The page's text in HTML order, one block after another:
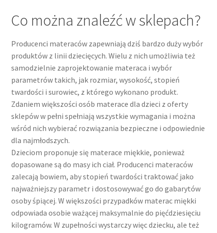
Co można znaleźć w sklepach?
Producenci materaców zapewniają dziś bardzo duży wybór
produktów z linii dziecięcych. Wielu z nich umożliwia też
samodzielnie zaprojektowanie materaca i wybór
parametrów takich, jak rozmiar, wysokość, stopień
twardości i surowiec, z którego wykonano produkt.
Zdaniem większości osób materace dla dzieci z oferty
sklepów w pełni spełniają wszystkie wymagania i można
wśród nich wybierać rozwiązania bezpieczne i odpowiednie
dla najmłodszych.
Dzieciom proponuje się materace miękkie, ponieważ
dopasowane są do masy ich ciał. Producenci materaców
zalecają bowiem, aby stopień twardości traktować jako
najważniejszy parametr i dostosowywać go do gabarytów
osoby śpiącej. W większości przypadków materac miękki
odpowiada osobie ważącej maksymalnie do pięćdziesięciu
kilogramów. W zupełności wystarczy więc dziecku, ale też